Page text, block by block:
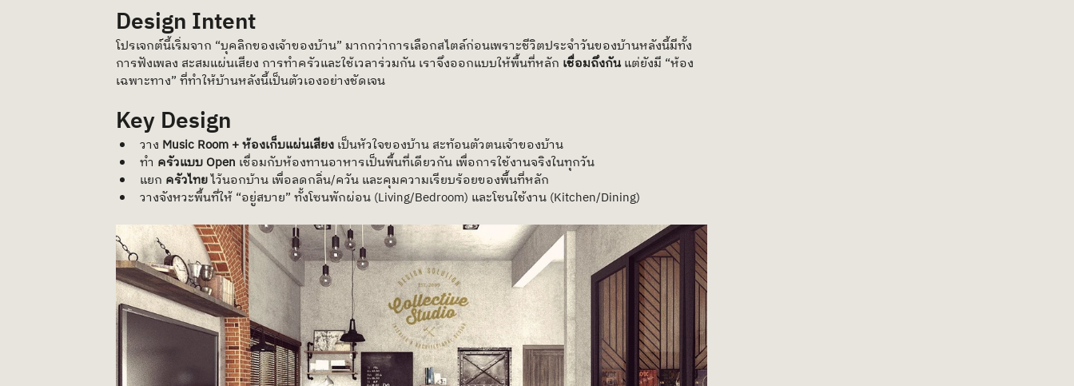
Design Intent
โปรเจกต์นี้เริ่มจาก “บุคลิกของเจ้าของบ้าน” มากกว่าการเลือกสไตล์ก่อนเพราะชีวิตประจำวันของบ้านหลังนี้มีทั้ง
การฟังเพลง สะสมแผ่นเสียง การทำครัวและใช้เวลาร่วมกัน เราจึงออกแบบให้พื้นที่หลัก เชื่อมถึงกัน แต่ยังมี “ห้อง
เฉพาะทาง” ที่ทำให้บ้านหลังนี้เป็นตัวเองอย่างชัดเจน
Key Design
วาง Music Room + ห้องเก็บแผ่นเสียง เป็นหัวใจของบ้าน สะท้อนตัวตนเจ้าของบ้าน
ทำ ครัวแบบ Open เชื่อมกับห้องทานอาหารเป็นพื้นที่เดียวกัน เพื่อการใช้งานจริงในทุกวัน
แยก ครัวไทย ไว้นอกบ้าน เพื่อลดกลิ่น/ควัน และคุมความเรียบร้อยของพื้นที่หลัก
วางจังหวะพื้นที่ให้ “อยู่สบาย” ทั้งโซนพักผ่อน (Living/Bedroom) และโซนใช้งาน (Kitchen/Dining)